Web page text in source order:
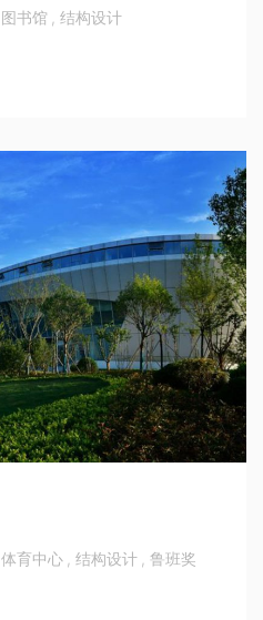
图书馆 结构设计
体育中心 结构设计 鲁班奖